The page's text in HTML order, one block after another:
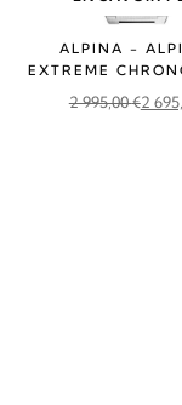
ALPINA -
EXTREME
2 995,00€
Le
2
Le